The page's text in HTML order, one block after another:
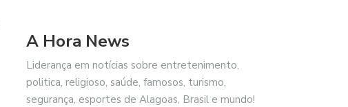
A Hora News
Liderança em notícias sobre entretenimento,
politica, religioso, saúde, famosos, turismo,
segurança, esportes de Alagoas, Brasil e mundo!